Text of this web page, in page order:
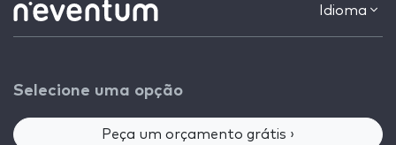
Idioma
Selecione uma opção
Peça um orçamento grátis ›